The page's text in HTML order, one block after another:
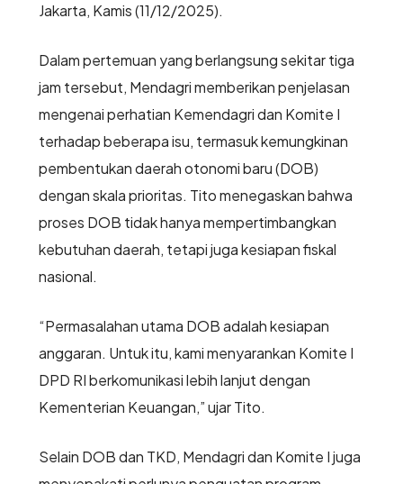
Jakarta, Kamis (11/12/2025).
Dalam pertemuan yang berlangsung sekitar tiga
jam tersebut, Mendagri memberikan penjelasan
mengenai perhatian Kemendagri dan Komite I
terhadap beberapa isu, termasuk kemungkinan
pembentukan daerah otonomi baru (DOB)
dengan skala prioritas. Tito menegaskan bahwa
proses DOB tidak hanya mempertimbangkan
kebutuhan daerah, tetapi juga kesiapan fiskal
nasional.
“Permasalahan utama DOB adalah kesiapan
anggaran. Untuk itu, kami menyarankan Komite I
DPD RI berkomunikasi lebih lanjut dengan
Kementerian Keuangan,” ujar Tito.
Selain DOB dan TKD, Mendagri dan Komite I juga